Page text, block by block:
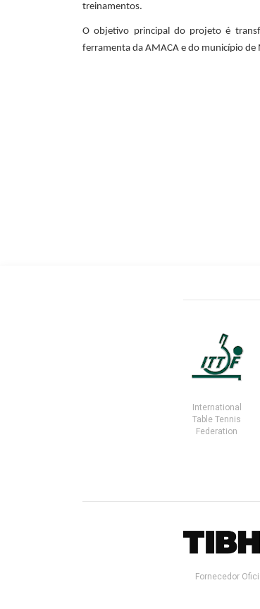
treinamentos.
O objetivo principal do projeto é
ferramenta da AMACA e do município de
International
Table Tennis
Federation
Fornecedor